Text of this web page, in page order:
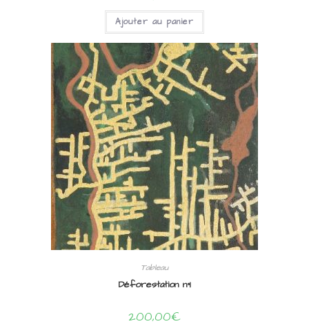
Ajouter au panier
Tableau
Déforestation n°1
200,00€